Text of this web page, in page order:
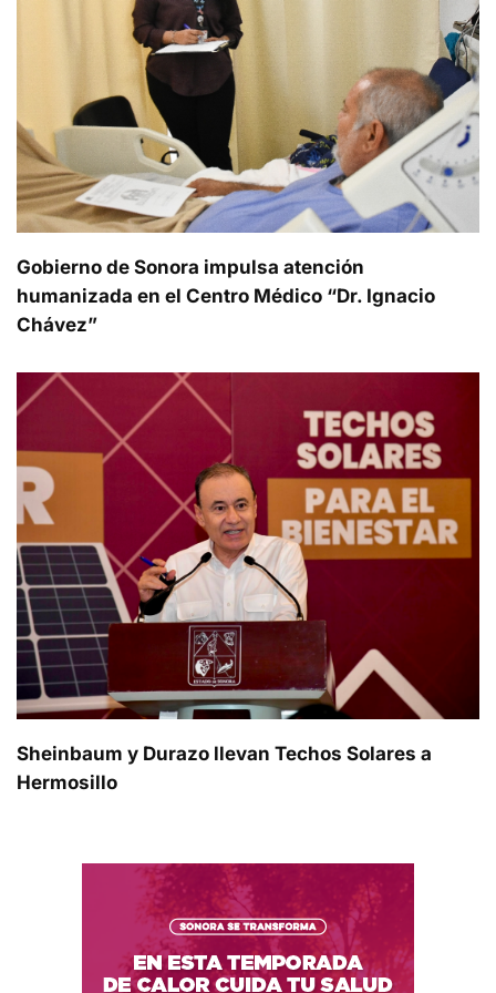
Gobierno de Sonora impulsa atención
humanizada en el Centro Médico “Dr. Ignacio
Chávez”
Sheinbaum y Durazo llevan Techos Solares a
Hermosillo